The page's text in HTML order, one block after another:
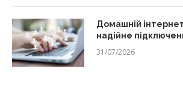
Домашній
надійне
31/07/2026